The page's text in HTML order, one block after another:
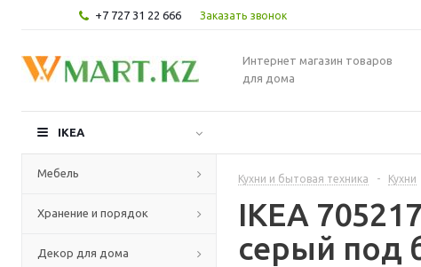
+7 727 31 22 666 Заказать звонок
Интернет магазин товаров
для дома
IKEA
Мебель
Хранение и порядок
Декор для дома
Кухни и бытовая техника - Кухни
IKEA
серый под